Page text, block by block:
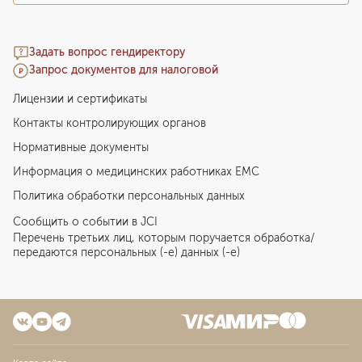
Задать вопрос гендиректору
Запрос документов для налоговой
Лицензии и сертификаты
Контакты контролирующих органов
Нормативные документы
Информация о медицинских работниках EMC
Политика обработки персональных данных
Сообщить о событии в JCI
Перечень третьих лиц, которым поручается обработка/
передаются персональных (-е) данных (-е)